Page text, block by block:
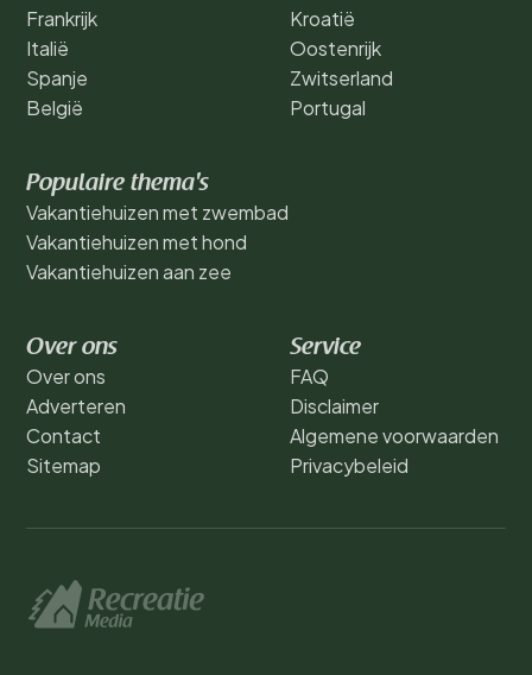
Frankrijk
Italië
Spanje
België
Kroatië
Oostenrijk
Zwitserland
Portugal
Populaire thema's
Vakantiehuizen met zwembad
Vakantiehuizen met hond
Vakantiehuizen aan zee
Over ons
Over ons
Adverteren
Contact
Sitemap
Service
FAQ
Disclaimer
Algemene voorwaarden
Privacybeleid